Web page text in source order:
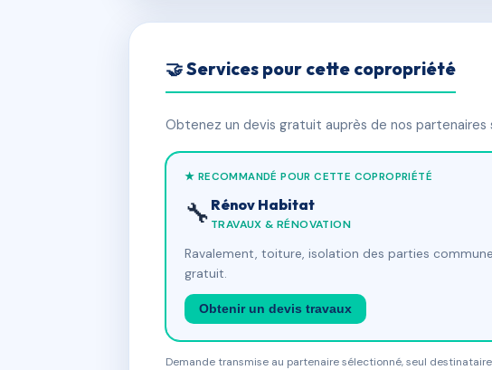
🤝 Services pour cette copropriété
Obtenez un devis gratuit auprès de nos
★ RECOMMANDÉ POUR CETTE COPROPRIÉTÉ
🔧 Rénov Habitat
TRAVAUX & RÉNOVATION
Ravalement, toiture, isolation des parties
gratuit.
Obtenir un devis travaux
Demande transmise au partenaire sélectionné, seul